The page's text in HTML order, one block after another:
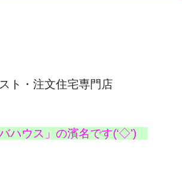
ト・注文住宅専門店
ハウス」の濱名です(‘◇’)ゞ